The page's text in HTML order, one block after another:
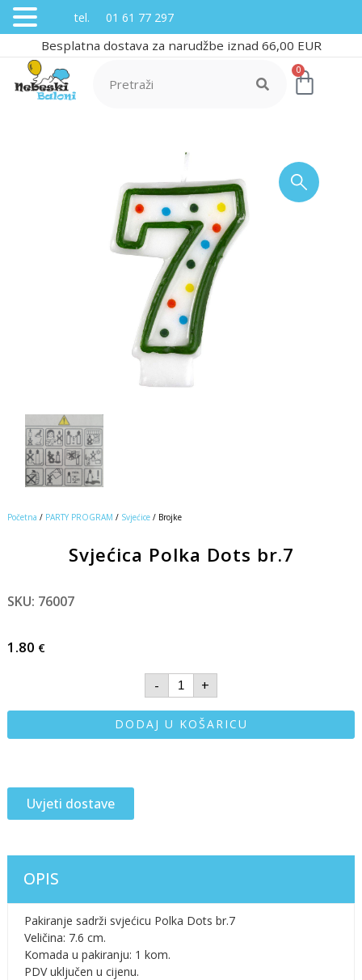
Besplatna dostava za narudžbe iznad 66,00 EUR
0
Početna / PARTY PROGRAM / Svjećice/ Brojke
Svjećica Polka Dots br.7
SKU: 76007
1.80 €
- +
DODAJ U KOŠARICU
Uvjeti dostave
OPIS
Pakiranje sadrži svjećicu Polka Dots br.7
Veličina: 7.6 cm.
Komada u pakiranju: 1 kom.
PDV uključen u cijenu.
tel. 01 61 77 297